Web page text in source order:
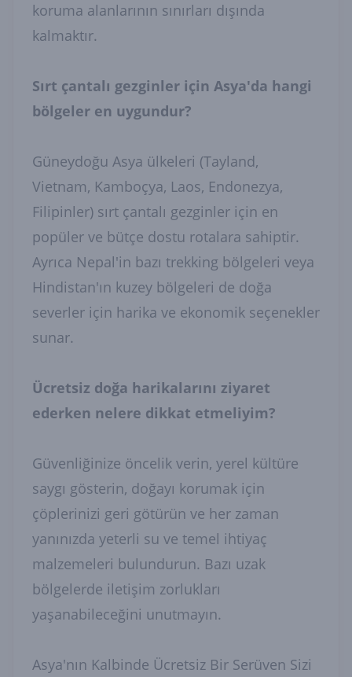
koruma alanlarının sınırları dışında
kalmaktır.
Sırt çantalı gezginler için Asya'da hangi
bölgeler en uygundur?
Güneydoğu Asya ülkeleri (Tayland,
Vietnam, Kamboçya, Laos, Endonezya,
Filipinler) sırt çantalı gezginler için en
popüler ve bütçe dostu rotalara sahiptir.
Ayrıca Nepal'in bazı trekking bölgeleri veya
Hindistan'ın kuzey bölgeleri de doğa
severler için harika ve ekonomik seçenekler
sunar.
Ücretsiz doğa harikalarını ziyaret
ederken nelere dikkat etmeliyim?
Güvenliğinize öncelik verin, yerel kültüre
saygı gösterin, doğayı korumak için
çöplerinizi geri götürün ve her zaman
yanınızda yeterli su ve temel ihtiyaç
malzemeleri bulundurun. Bazı uzak
bölgelerde iletişim zorlukları
yaşanabileceğini unutmayın.
Asya'nın Kalbinde Ücretsiz Bir Serüven Sizi